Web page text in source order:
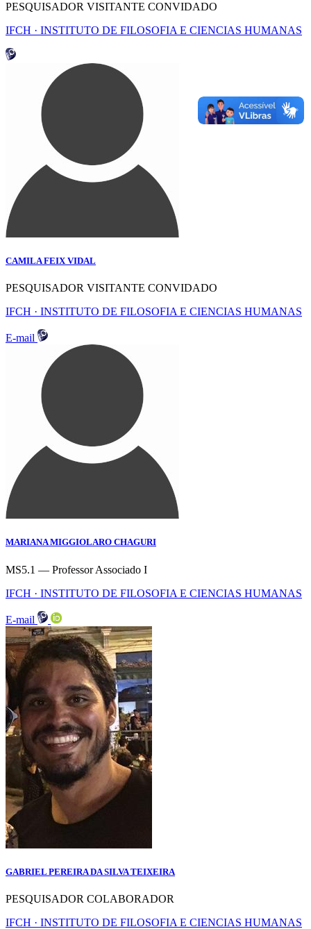
PESQUISADOR VISITANTE CONVIDADO
IFCH · INSTITUTO DE FILOSOFIA E CIENCIAS HUMANAS
CAMILA FEIX VIDAL
PESQUISADOR VISITANTE CONVIDADO
IFCH · INSTITUTO DE FILOSOFIA E CIENCIAS HUMANAS
E-mail
MARIANA MIGGIOLARO CHAGURI
MS5.1 — Professor Associado I
IFCH · INSTITUTO DE FILOSOFIA E CIENCIAS HUMANAS
E-mail
GABRIEL PEREIRA DA SILVA TEIXEIRA
PESQUISADOR COLABORADOR
IFCH · INSTITUTO DE FILOSOFIA E CIENCIAS HUMANAS